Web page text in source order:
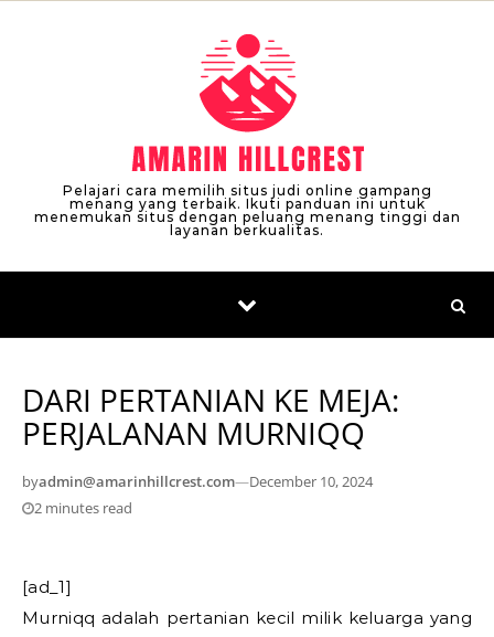
Pelajari cara memilih situs judi online gampang
menang yang terbaik. Ikuti panduan ini untuk
menemukan situs dengan peluang menang tinggi dan
layanan berkualitas.
DARI PERTANIAN KE MEJA:
PERJALANAN MURNIQQ
byadmin@amarinhillcrest.com—December 10, 2024
2 minutes read
[ad_1]
Murniqq adalah pertanian kecil milik keluarga yang